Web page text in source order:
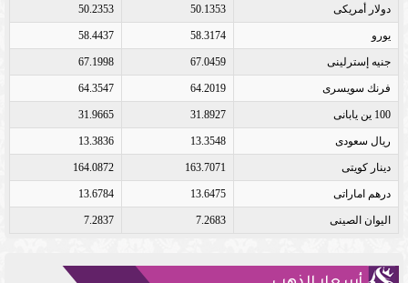
دولار أمريكى 50.1353
50.2353
يورو 58.3174
58.4437
جنيه إسترلينى 67.0459
67.1998
فرنك سويسرى 64.2019
64.3547
100 ين يابانى 31.8927
31.9665
ريال سعودى 13.3548
13.3836
دينار كويتى 163.7071
164.0872
درهم اماراتى 13.6475
13.6784
اليوان الصينى 7.2683
7.2837